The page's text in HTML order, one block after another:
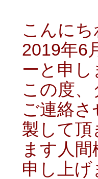
こんにち
2019年6
ーと申し
この度
ご連絡
製して
ます人
申し上げ